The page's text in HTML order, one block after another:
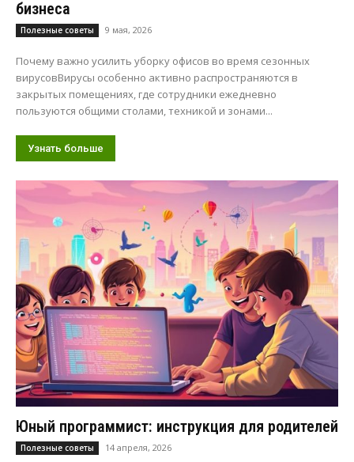
бизнеса
Полезные советы 9 мая, 2026
Почему важно усилить уборку офисов во время сезонных
вирусовВирусы особенно активно распространяются в
закрытых помещениях, где сотрудники ежедневно
пользуются общими столами, техникой и зонами...
Узнать больше
Юный программист: инструкция для родителей
Полезные советы 14 апреля, 2026